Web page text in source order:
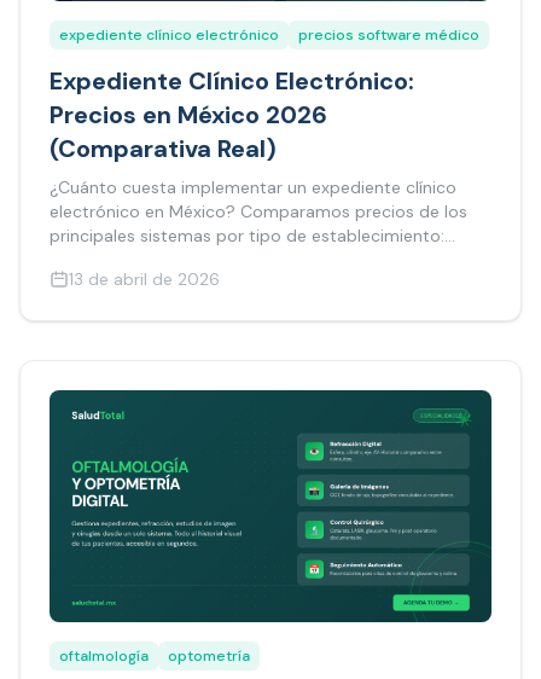
expediente clínico electrónico precios software médico
Expediente Clínico Electrónico:
Precios en México 2026
(Comparativa Real)
¿Cuánto cuesta implementar un expediente clínico
electrónico en México? Comparamos precios de los
principales sistemas por tipo de establecimiento:
13 de abril de 2026
oftalmología optometría